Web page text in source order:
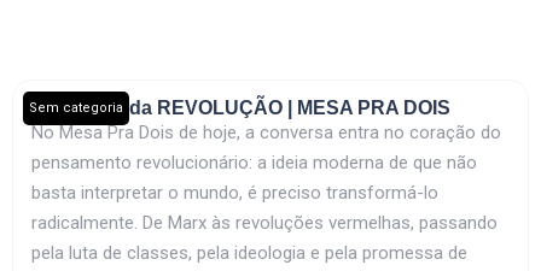
A Religião da REVOLUÇÃO | MESA PRA DOIS
Sem categoria
No Mesa Pra Dois de hoje, a conversa entra no coração do
pensamento revolucionário: a ideia moderna de que não
basta interpretar o mundo, é preciso transformá-lo
radicalmente. De Marx às revoluções vermelhas, passando
pela luta de classes, pela ideologia e pela promessa de